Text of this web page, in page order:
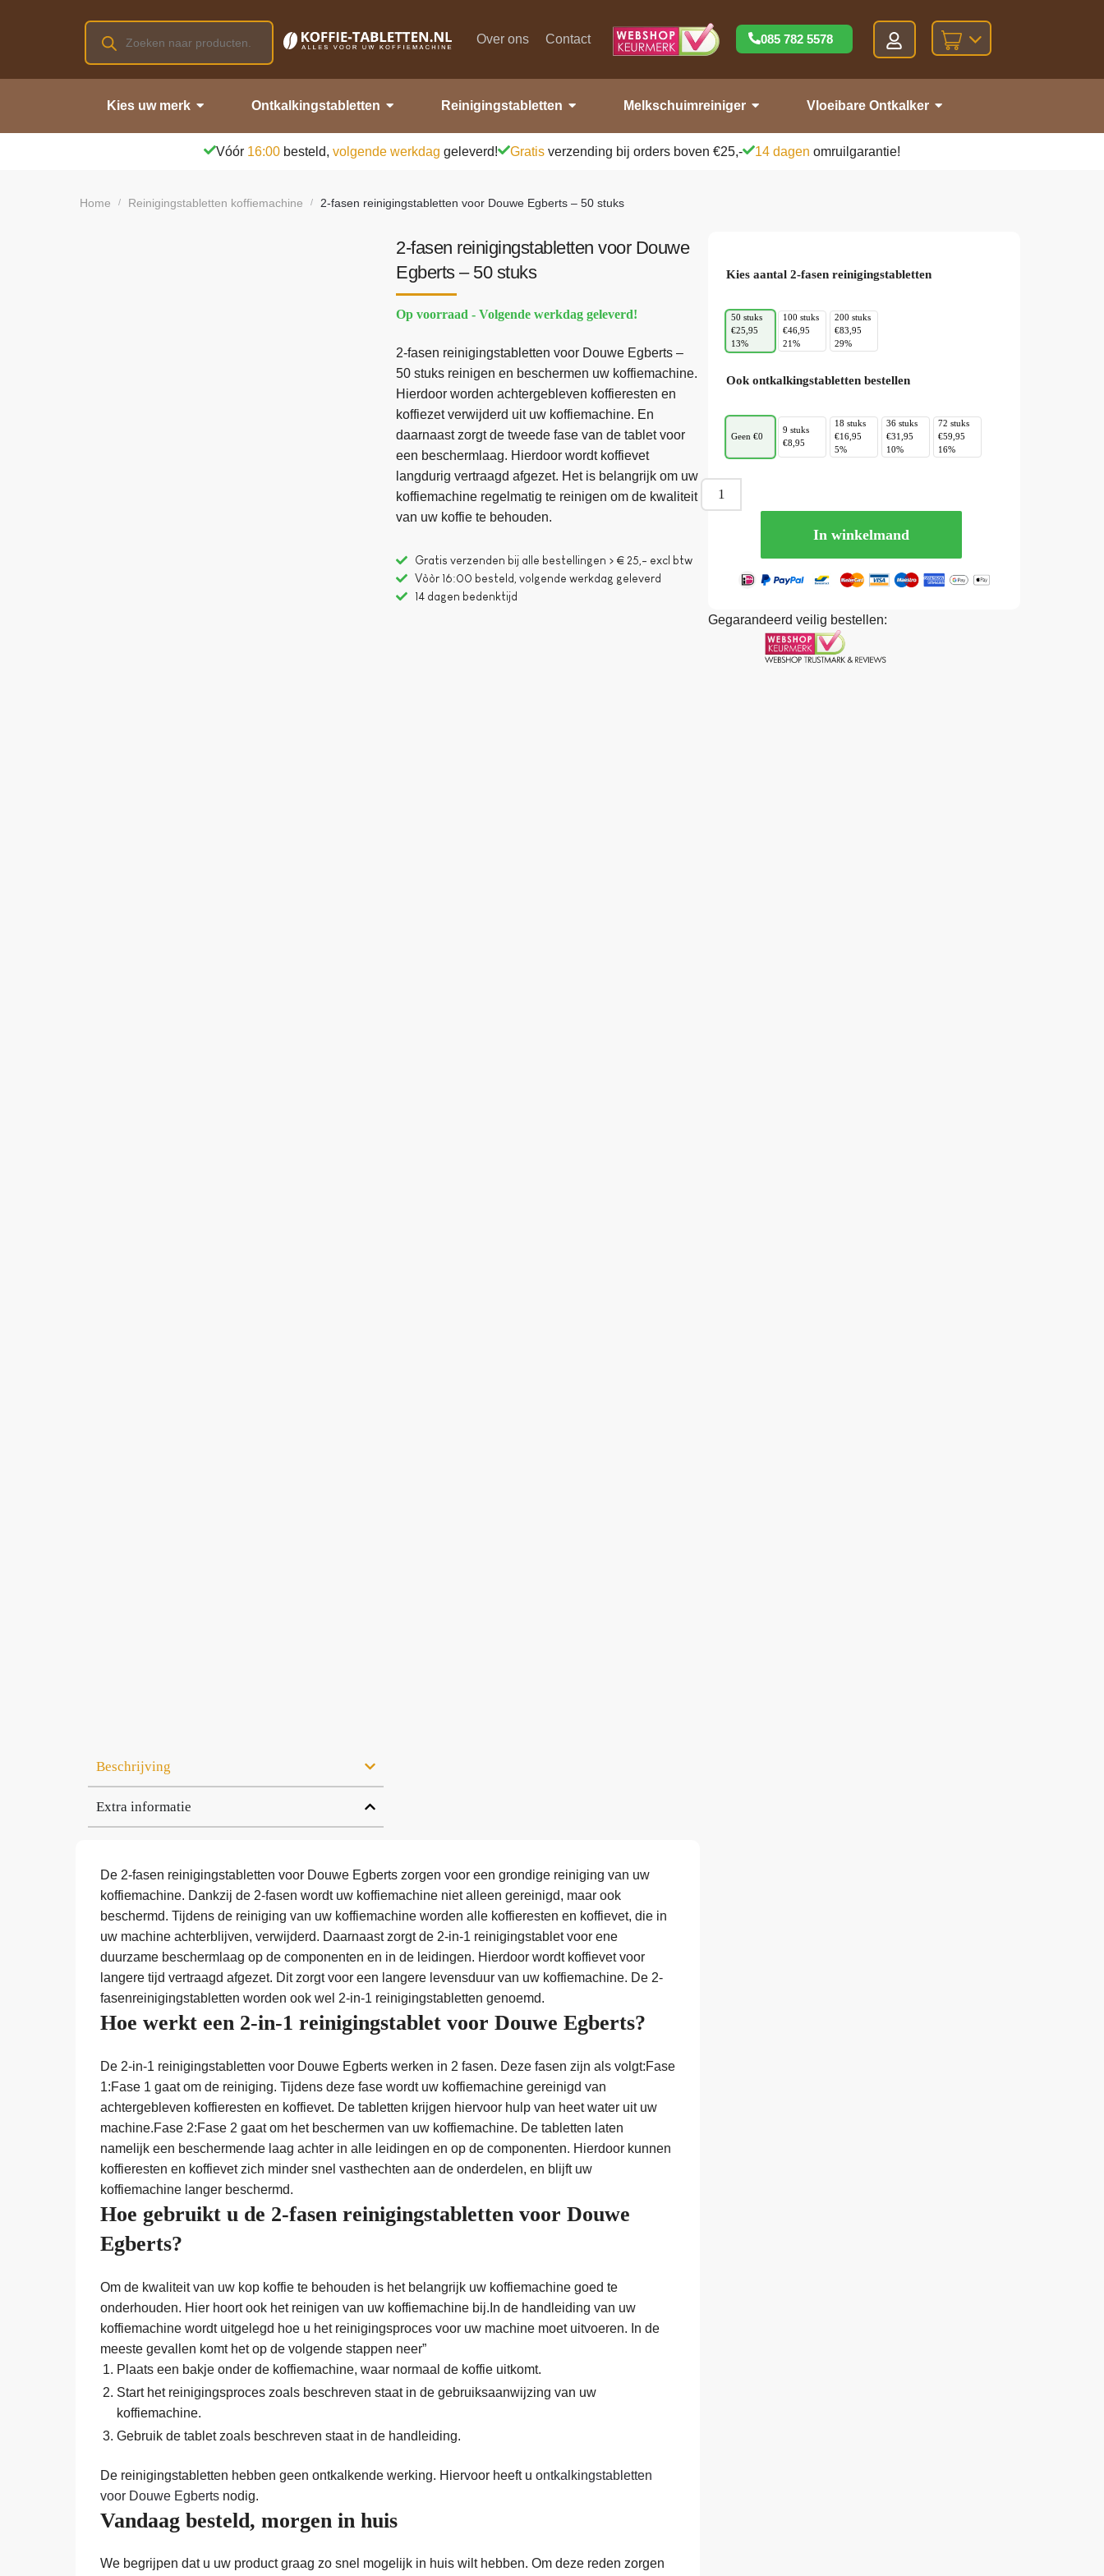
Over ons Contact 085 782 5578
Kies uw merk Ontkalkingstabletten Reinigingstabletten Melkschuimreiniger Vloeibare Ontkalker
Vóór 16:00 besteld, volgende werkdag geleverd! Gratis verzending bij orders boven €25,- 14 dagen omruilgarantie!
Home / Reinigingstabletten koffiemachine / 2-fasen reinigingstabletten voor Douwe Egberts – 50 stuks
Beschrijving
Extra informatie
2-fasen reinigingstabletten voor Douwe
Egberts – 50 stuks
Op voorraad - Volgende werkdag geleverd!
2-fasen reinigingstabletten voor Douwe Egberts –
50 stuks reinigen en beschermen uw koffiemachine.
Hierdoor worden achtergebleven koffieresten en
koffiezet verwijderd uit uw koffiemachine. En
daarnaast zorgt de tweede fase van de tablet voor
een beschermlaag. Hierdoor wordt koffievet
langdurig vertraagd afgezet. Het is belangrijk om uw
koffiemachine regelmatig te reinigen om de kwaliteit
van uw koffie te behouden.
Gratis verzenden bij alle bestellingen > € 25,- excl btw
Vòòr 16:00 besteld, volgende werkdag geleverd
14 dagen bedenktijd
De 2-fasen reinigingstabletten voor Douwe Egberts zorgen voor een grondige reiniging van uw
koffiemachine. Dankzij de 2-fasen wordt uw koffiemachine niet alleen gereinigd, maar ook
beschermd. Tijdens de reiniging van uw koffiemachine worden alle koffieresten en koffievet, die in
uw machine achterblijven, verwijderd. Daarnaast zorgt de 2-in-1 reinigingstablet voor ene
duurzame beschermlaag op de componenten en in de leidingen. Hierdoor wordt koffievet voor
langere tijd vertraagd afgezet. Dit zorgt voor een langere levensduur van uw koffiemachine. De 2-
fasenreinigingstabletten worden ook wel 2-in-1 reinigingstabletten genoemd.
Hoe werkt een 2-in-1 reinigingstablet voor Douwe Egberts?
De 2-in-1 reinigingstabletten voor Douwe Egberts werken in 2 fasen. Deze fasen zijn als volgt:Fase
1:Fase 1 gaat om de reiniging. Tijdens deze fase wordt uw koffiemachine gereinigd van
achtergebleven koffieresten en koffievet. De tabletten krijgen hiervoor hulp van heet water uit uw
machine.Fase 2:Fase 2 gaat om het beschermen van uw koffiemachine. De tabletten laten
namelijk een beschermende laag achter in alle leidingen en op de componenten. Hierdoor kunnen
koffieresten en koffievet zich minder snel vasthechten aan de onderdelen, en blijft uw
koffiemachine langer beschermd.
Hoe gebruikt u de 2-fasen reinigingstabletten voor Douwe
Egberts?
Om de kwaliteit van uw kop koffie te behouden is het belangrijk uw koffiemachine goed te
onderhouden. Hier hoort ook het reinigen van uw koffiemachine bij.In de handleiding van uw
koffiemachine wordt uitgelegd hoe u het reinigingsproces voor uw machine moet uitvoeren. In de
meeste gevallen komt het op de volgende stappen neer”
Plaats een bakje onder de koffiemachine, waar normaal de koffie uitkomt.
Start het reinigingsproces zoals beschreven staat in de gebruiksaanwijzing van uw
koffiemachine.
Gebruik de tablet zoals beschreven staat in de handleiding.
De reinigingstabletten hebben geen ontkalkende werking. Hiervoor heeft u ontkalkingstabletten
voor Douwe Egberts nodig.
Vandaag besteld, morgen in huis
We begrijpen dat u uw product graag zo snel mogelijk in huis wilt hebben. Om deze reden zorgen
Kies aantal 2-fasen reinigingstabletten
50 stuks
€25,95
13%
100 stuks
€46,95
21%
200 stuks
€83,95
29%
Ook ontkalkingstabletten bestellen
Geen €0
9 stuks
€8,95
18 stuks
€16,95
5%
36 stuks
€31,95
10%
72 stuks
€59,95
16%
In winkelmand
Gegarandeerd veilig bestellen: